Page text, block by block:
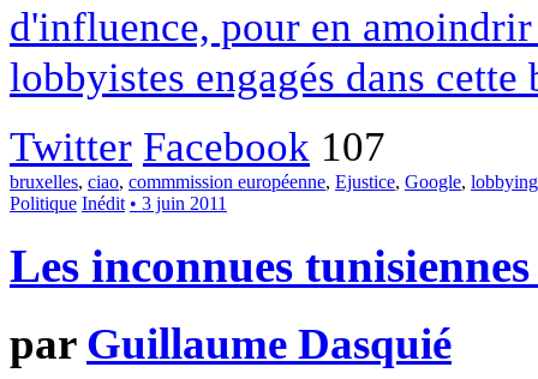
d'influence, pour en
lobbyistes engagés dans cette
Twitter Facebook 107
bruxelles, ciao, commmission européenne, Ejustice, Google, lobbying
Politique Inédit • 3 juin 2011
Les inconnues
par Guillaume Dasquié